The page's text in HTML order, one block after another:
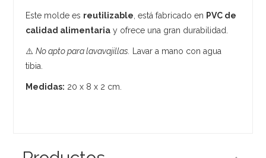
Este molde es reutilizable , está fabricado en PVC de
calidad alimentaria y ofrece una gran durabilidad.
⚠️No apto para lavavajillas.
Lavar a mano con agua
tibia.
Medidas: 20 x 8 x 2 cm.